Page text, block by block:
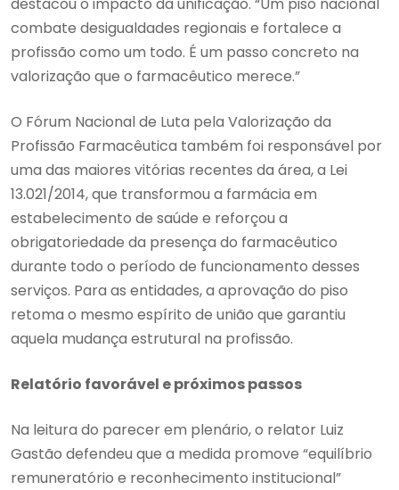
combate desigualdades regionais e fortalece a
profissão como um todo. É um passo concreto na
valorização que o farmacêutico merece.”
O Fórum Nacional de Luta pela Valorização da
Profissão Farmacêutica também foi responsável por
uma das maiores vitórias recentes da área, a Lei
13.021/2014, que transformou a farmácia em
estabelecimento de saúde e reforçou a
obrigatoriedade da presença do farmacêutico
durante todo o período de funcionamento desses
serviços. Para as entidades, a aprovação do piso
retoma o mesmo espírito de união que garantiu
aquela mudança estrutural na profissão.
Relatório favorável e próximos passos
Na leitura do parecer em plenário, o relator Luiz
Gastão defendeu que a medida promove “equilíbrio
remuneratório e reconhecimento institucional”